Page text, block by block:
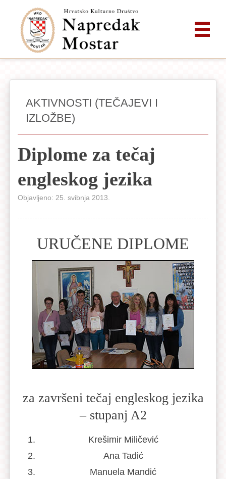
AKTIVNOSTI (TEČAJEVI I
IZLOŽBE)
Diplome za tečaj
engleskog jezika
Objavljeno: 25. svibnja 2013.
URUČENE DIPLOME
za završeni tečaj engleskog jezika
– stupanj A2
Krešimir Miličević
Ana Tadić
Manuela Mandić